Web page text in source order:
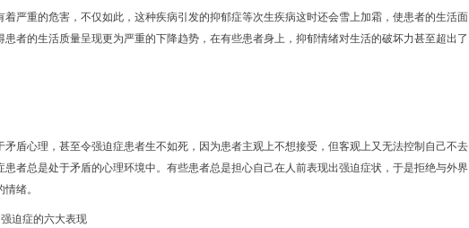
严重的危害，不仅如此，这种疾病引发的抑郁症等次生疾病这时还会雪上加霜，使患者的生活面
患者的生活质量呈现更为严重的下降趋势，在有些患者身上，抑郁情绪对生活的破坏力甚至超出了
盾心理，甚至令强迫症患者生不如死，因为患者主观上不想接受，但客观上又无法控制自己不去
患者总是处于矛盾的心理环境中。有些患者总是担心自己在人前表现出强迫症状，于是拒绝与外界
绪。
迫症的六大表现